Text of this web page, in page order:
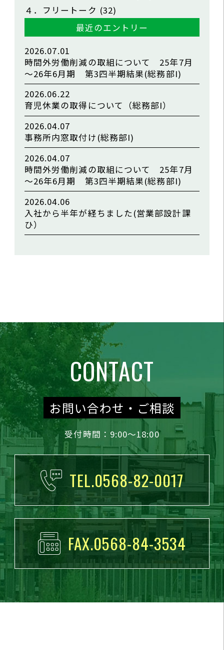
４．フリートーク (32)
最近のエントリー
2026.07.01
時間外労働削減の取組について 25年7月
～26年6月期 第3四半期結果(総務部I)
2026.06.22
育児休業の取得について（総務部I）
2026.04.07
事務所内窓取付け(総務部I)
2026.04.07
時間外労働削減の取組について 25年7月
～26年6月期 第3四半期結果(総務部I)
2026.04.06
入社から半年が経ちました(営業部設計課
ひ）
CONTACT
お問い合わせ・ご相談
受付時間：9:00～18:00
TEL.0568-82-0017
FAX.0568-84-3534